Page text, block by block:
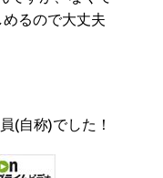
るので大丈夫
(自称)でした！